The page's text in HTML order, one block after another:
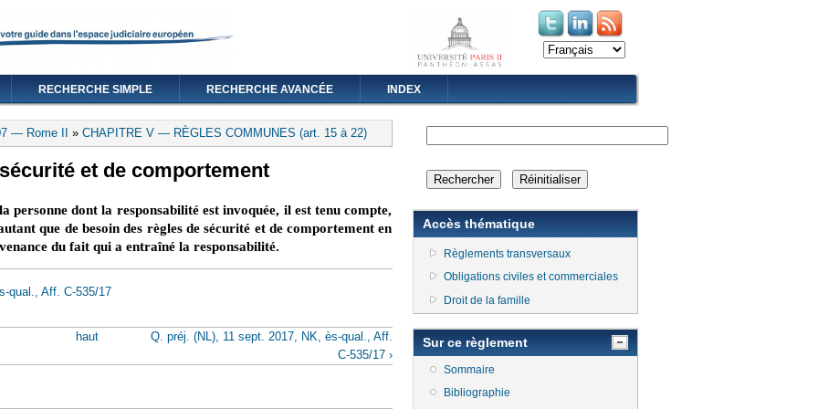
(le lien est externe)
(le lien est externe)
RECHERCHE SIMPLE RECHERCHE AVANCÉE INDEX
— Rome II » CHAPITRE V — RÈGLES COMMUNES (art. 15 à 22)
et de comportement
personne dont la responsabilité est invoquée, il est tenu compte,
que de besoin des règles de sécurité et de comportement en
du fait qui a entraîné la responsabilité.
qual., Aff. C-535/17
haut
Q. préj. (NL), 11 sept. 2017, NK, ès-qual., Aff.
C-535/17 ›
Accès thématique
Règlements transversaux
Obligations civiles et commerciales
Droit de la famille
Sur ce règlement
Sommaire
Bibliographie